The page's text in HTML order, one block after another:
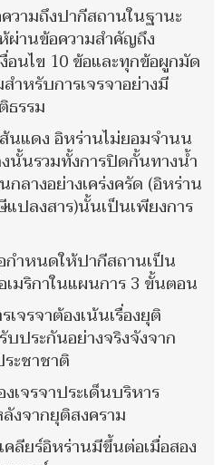
วามถึงปากีสถานในฐานะ
ผ่านข้อความสำคัญถึง
อนไข 10 ข้อและทุกข้อผูกมัด
ำหรับการเจรจาอย่างมี
ธรรม
นแดง อิหร่านไม่ยอมจำนน
นั้นรวมทั้งการปิดกั้นทางน้ำ
ลางอย่างเคร่งครัด (อิหร่าน
ปลงสาร)นั้นเป็นเพียงการ
กำหนดให้ปากีสถานเป็น
มริกาในแผนการ 3 ขั้นตอน
จรจาต้องเน้นเรื่องยุติ
ประกันอย่างจริงจังจาก
ะชาชาติ
เจรจาประเด็นบริหาร
งจากยุติสงคราม
คลียร์อิหร่านมีขึ้นต่อเมื่อสอง